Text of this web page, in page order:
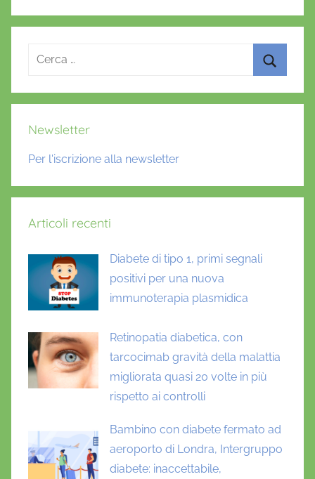
Ricerca
Newsletter
Per l'iscrizione alla newsletter
Articoli recenti
Diabete di tipo 1, primi segnali
positivi per una nuova
immunoterapia plasmidica
Retinopatia diabetica, con
tarcocimab gravità della malattia
migliorata quasi 20 volte in più
rispetto ai controlli
Bambino con diabete fermato ad
aeroporto di Londra, Intergruppo
diabete: inaccettabile,